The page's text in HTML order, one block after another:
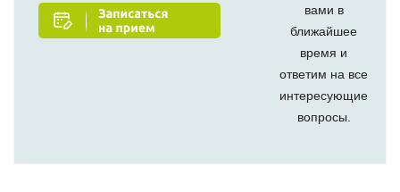
вами в
ближайшее
время и
ответим на все
интересующие
вопросы.